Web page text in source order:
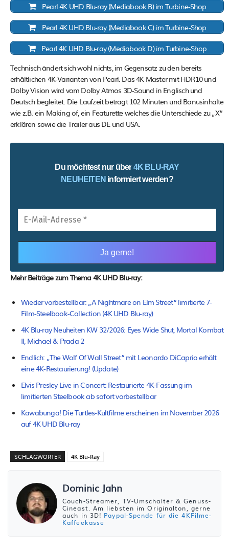
Pearl 4K UHD Blu-ray (Mediabook B) im Turbine-Shop
Pearl 4K UHD Blu-ray (Mediabook C) im Turbine-Shop
Pearl 4K UHD Blu-ray (Mediabook D) im Turbine-Shop
Technisch ändert sich wohl nichts, im Gegensatz zu den bereits
erhältlichen 4K-Varianten von Pearl. Das 4K Master mit HDR10 und
Dolby Vision wird vom Dolby Atmos 3D-Sound in Englisch und
Deutsch begleitet. Die Laufzeit beträgt 102 Minuten und Bonusinhalte
wie z.B. ein Making of, ein Featurette welches die Unterschiede zu „X“
erklären sowie die Trailer aus DE und USA.
Du möchtest nur über 4K BLU-RAY
NEUHEITEN informiert werden?
Mehr Beiträge zum Thema 4K UHD Blu-ray:
Wieder vorbestellbar: „A Nightmare on Elm Street“ limitierte 7-
Film-Steelbook-Collection (4K UHD Blu-ray)
4K Blu-ray Neuheiten KW 32/2026: Eyes Wide Shut, Mortal Kombat
II, Michael & Prada 2
Endlich: „The Wolf Of Wall Street“ mit Leonardo DiCaprio erhält
eine 4K-Restaurierung! (Update)
Elvis Presley Live in Concert: Restaurierte 4K-Fassung im
limitierten Steelbook ab sofort vorbestellbar
Kawabunga! Die Turtles-Kultfilme erscheinen im November 2026
auf 4K UHD Blu-ray
SCHLAGWÖRTER 4K Blu-Ray
Dominic Jahn
Couch-Streamer, TV-Umschalter & Genuss-
Cineast. Am liebsten im Originalton, gerne
auch in 3D! Paypal-Spende für die 4KFilme-
Kaffeekasse